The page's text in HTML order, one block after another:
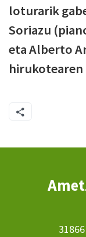
loturarik
Soriazu
eta Alberto
hirukotearen